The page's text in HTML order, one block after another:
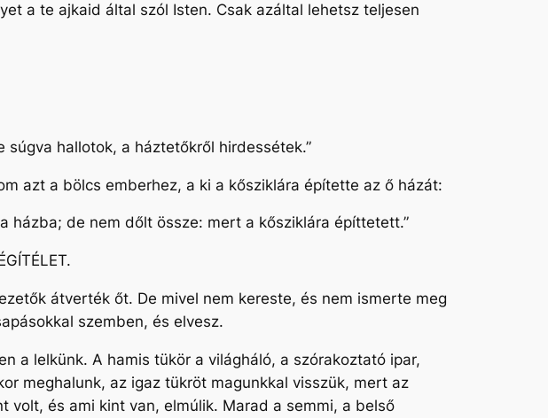
a te ajkaid által szól Isten. Csak azáltal lehetsz teljesen
hallotok, a háztetőkről hirdessétek.”
azt a bölcs emberhez, a ki a kősziklára építette az ő házát:
házba; de nem dőlt össze: mert a kősziklára építtetett.”
átverték őt. De mivel nem kereste, és nem ismerte meg
szemben, és elvesz.
a lelkünk. A hamis tükör a világháló, a szórakoztató ipar,
meghalunk, az igaz tükröt magunkkal visszük, mert az
volt, és ami kint van, elmúlik. Marad a semmi, a belső